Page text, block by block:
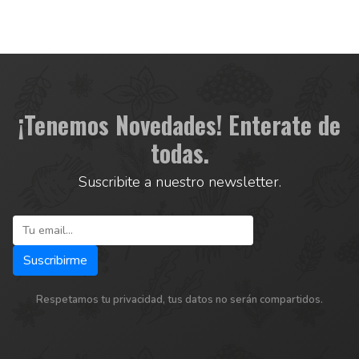
¡Tenemos Novedades! Enterate de
todas.
Suscribite a nuestro newsletter.
Respetamos tu privacidad, tus datos no serán compartidos.